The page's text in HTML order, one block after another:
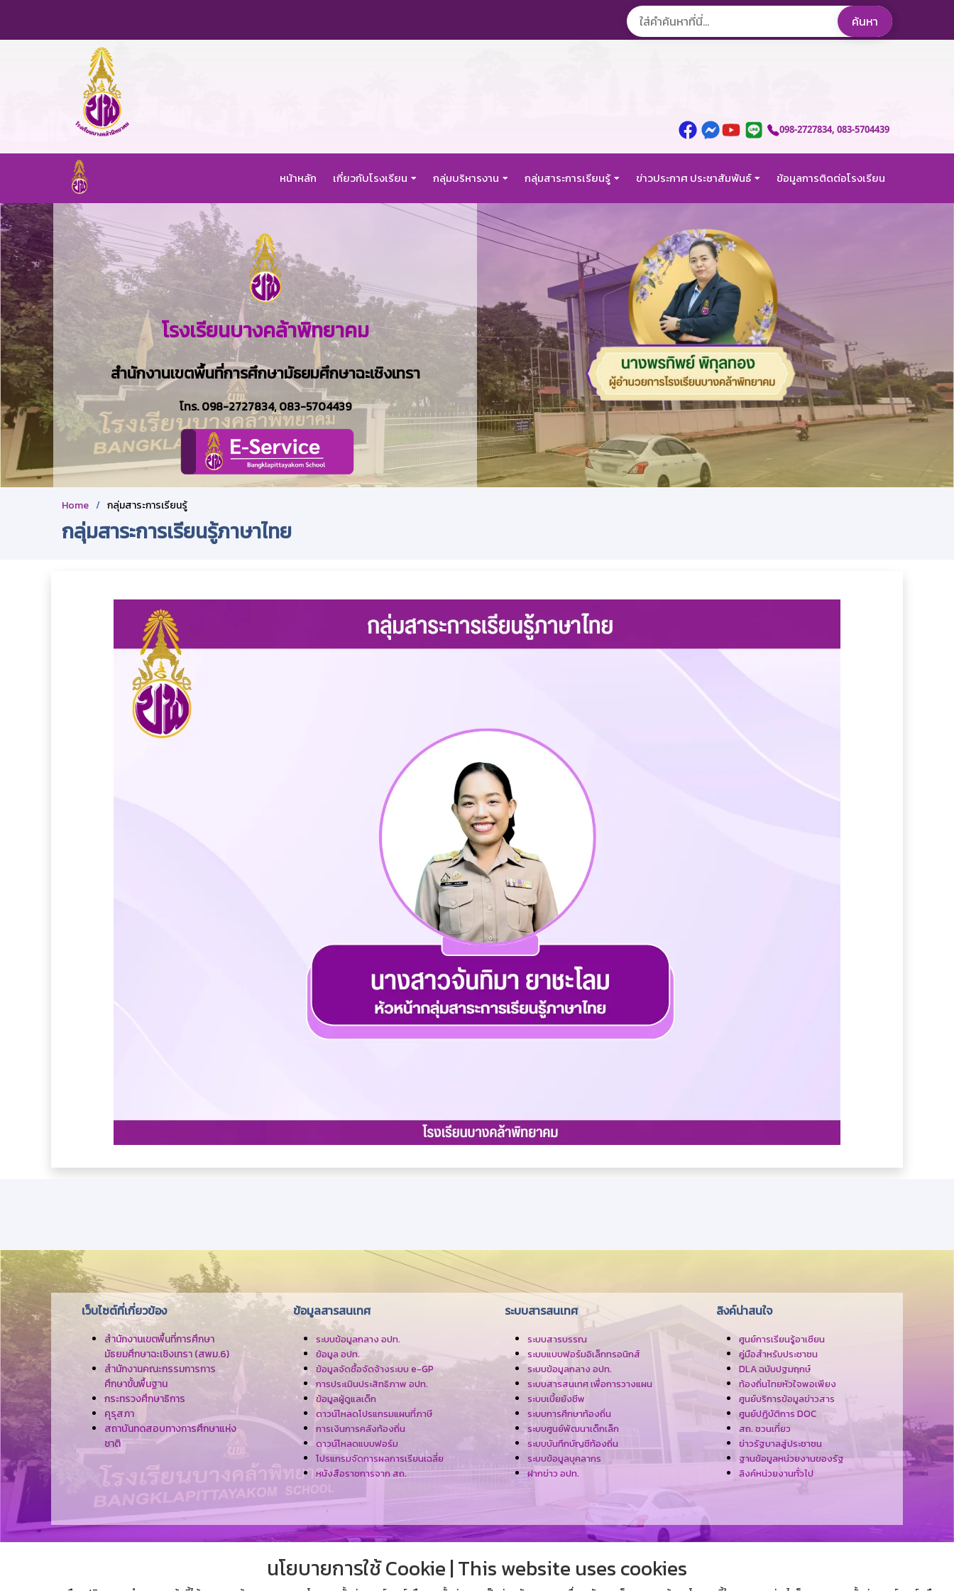
098-2727834, 083-5704439
หน้าหลัก เกี่ยวกับโรงเรียน กลุ่มบริหารงาน กลุ่มสาระการเรียนรู้ ข่าวประกาศ ประชาสัมพันธ์ ข้อมูลการติดต่อโรงเรียน
โรงเรียนบางคล้าพิทยาคม
สำนักงานเขตพื้นที่การศึกษามัธยมศึกษาฉะเชิงเทรา
โทร.098-2727834,083-5704439
Home กลุ่มสาระการเรียนรู้
กลุ่มสาระการเรียนรู้ภาษาไทย
เว็บไซต์ที่เกี่ยวข้อง
สำนักงานเขตพื้นที่การศึกษา
มัธยมศึกษาฉะเชิงเทรา (สพม.6)
สำนักงานคณะกรรมการการ
ศึกษาขั้นพื้นฐาน
กระทรวงศึกษาธิการ
คุรุสภา
สถาบันทดสอบทางการศึกษาแห่ง
ชาติ
ข้อมูลสารสนเทศ
ระบบข้อมูลกลาง อปท.
ข้อมูล อปท.
ข้อมูลจัดซื้อจัดจ้างระบบ e-GP
การประเมินประสิทธิภาพ อปท.
ข้อมูลผู้ดูแลเด็ก
ดาวน์โหลดโปรแกรมแผนที่ภาษี
การเงินการคลังท้องถิ่น
ดาวน์โหลดแบบฟอร์ม
โปรแกรมจัดการผลการเรียนเฉลี่ย
หนังสือราชการจาก สถ.
ระบบสารสนเทศ
ระบบสารบรรณ
ระบบแบบฟอร์มอิเล็กทรอนิกส์
ระบบข้อมูลกลาง อปท.
ระบบสารสนเทศ เพื่อการวางแผน
ระบบเบี้ยยังชีพ
ระบบการศึกษาท้องถิ่น
ระบบศูนย์พัฒนาเด็กเล็ก
ระบบบันทึกบัญชีท้องถิ่น
ระบบข้อมูลบุคลากร
ฝากข่าว อปท.
ลิงค์น่าสนใจ
ศูนย์การเรียนรู้อาเซียน
คู่มือสำหรับประชาชน
DLA ฉบับปฐมฤกษ์
ท้องถิ่นไทยหัวใจพอเพียง
ศูนย์บริการข้อมูลข่าวสาร
ศูนย์ปฎิบัติการ DOC
สถ. ชวนเที่ยว
ข่าวรัฐบาลสู่ประชาชน
ฐานข้อมูลหน่วยงานของรัฐ
ลิงค์หน่วยงานทั่วไป
34 บางคล้า-แปลงยาว ซอย บางคล้า-แปลงยาว ตำบล บางคล้า อำเภอบางคล้า ฉะเชิงเทรา 24120
038-451138, 098-2727834, 091-1094629
นโยบายการใช้ Cookie | This website uses cookies